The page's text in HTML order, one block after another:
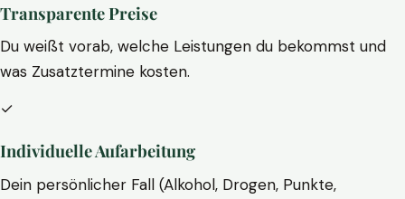
Transparente Preise
Du weißt vorab, welche Leistungen du bekommst und
was Zusatztermine kosten.
✓
Individuelle Aufarbeitung
Dein persönlicher Fall (Alkohol, Drogen, Punkte,